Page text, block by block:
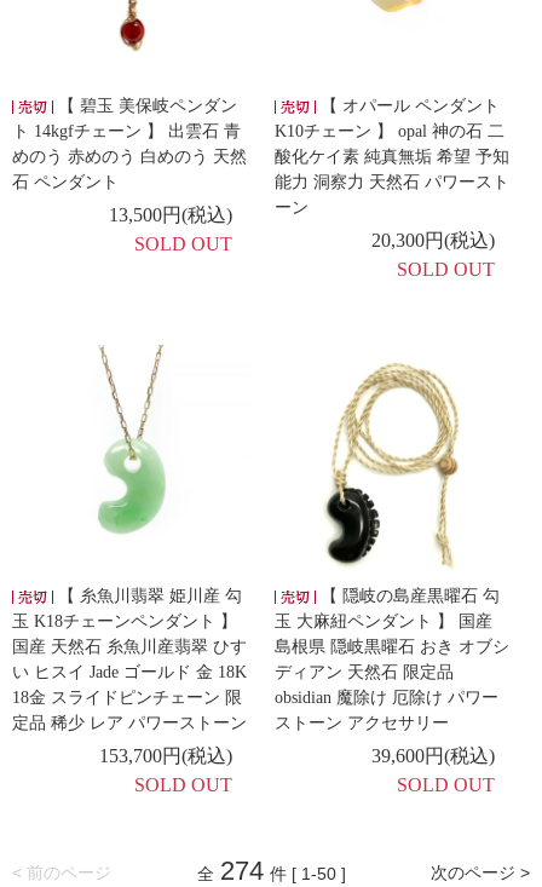
【 碧玉 美保岐ペンダン
ト 14kgfチェーン 】 出雲石 青
めのう 赤めのう 白めのう 天然
石 ペンダント
13,500円(税込)
SOLD OUT
【 オパール ペンダント
K10チェーン 】 opal 神の石 二
酸化ケイ素 純真無垢 希望 予知
能力 洞察力 天然石 パワースト
ーン
20,300円(税込)
SOLD OUT
【 糸魚川翡翠 姫川産 勾
玉 K18チェーンペンダント 】
国産 天然石 糸魚川産翡翠 ひす
い ヒスイ Jade ゴールド 金 18K
18金 スライドピンチェーン 限
定品 稀少 レア パワーストーン
153,700円(税込)
SOLD OUT
【 隠岐の島産黒曜石 勾
玉 大麻紐ペンダント 】 国産
島根県 隠岐黒曜石 おき オブシ
ディアン 天然石 限定品
obsidian 魔除け 厄除け パワー
ストーン アクセサリー
39,600円(税込)
SOLD OUT
< 前のページ 次のページ >
全 274 件 [ 1-50 ]